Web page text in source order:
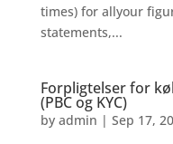
times) for allyour
statements,...
Forpligtelser for
(PBC og KYC)
by admin | Sep 17,